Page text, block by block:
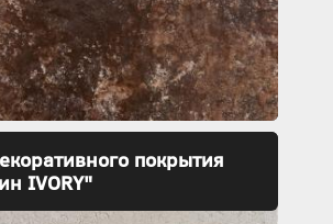
покрытия
IVORY"